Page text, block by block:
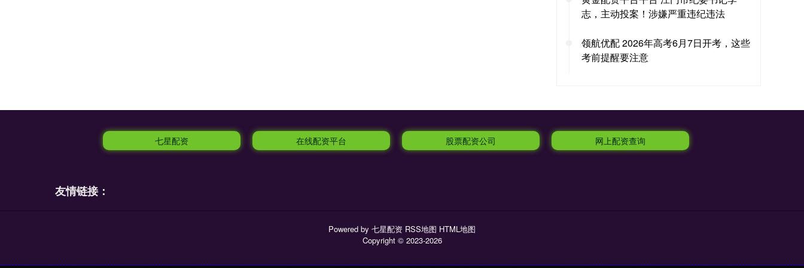
志，主动投案！涉嫌严重违纪违法
领航优配 2026年高考6月7日开考，这些
考前提醒要注意
七星配资 在线配资平台 股票配资公司 网上配资查询
友情链接：
Powered by 七星配资 RSS地图 HTML地图
Copyright © 2023-2026